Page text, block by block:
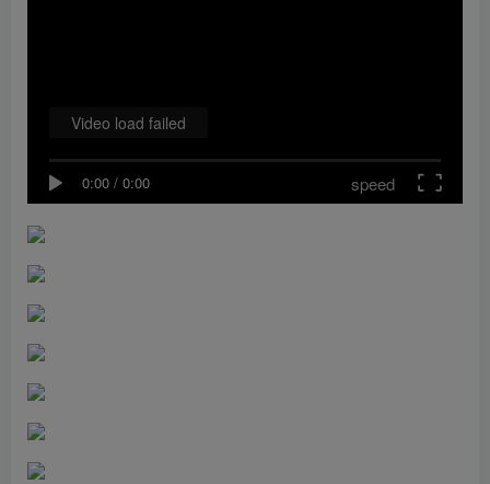
0:00 / 0:00 speed
Video load failed